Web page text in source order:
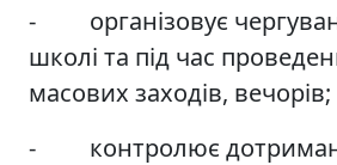
- організовує
школі та під час
масових заходів, вечорів;
- контролює